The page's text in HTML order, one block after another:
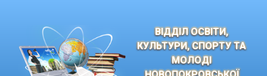
ВІДДІЛ ОСВІТИ,
КУЛЬТУРИ, СПОРТУ ТА
МОЛОДІ